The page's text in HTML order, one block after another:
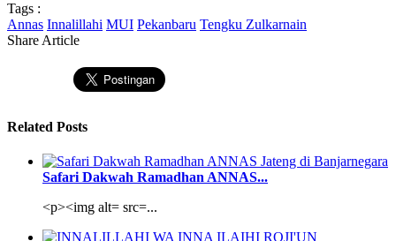
Tags :
Annas Innalillahi MUI Pekanbaru Tengku Zulkarnain
Share Article
Related Posts
Safari Dakwah Ramadhan ANNAS...
<p><img alt= src=...